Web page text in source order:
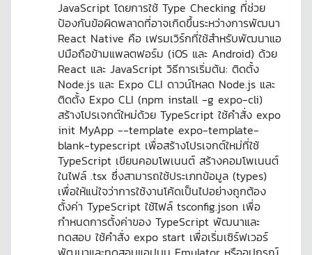
JavaScript โดยการใช้ Type Checking ที่ช่วย
ป้องกันข้อผิดพลาดที่อาจเกิดขึ้นระหว่างการพัฒนา
React Native คือ เฟรมเวิร์กที่ใช้สำหรับพัฒนาแอ
ปมือถือข้ามแพลตฟอร์ม (iOS และ Android) ด้วย
React และ JavaScript วิธีการเริ่มต้น: ติดตั้ง
Node.js และ Expo CLI ดาวน์โหลด Node.js และ
ติดตั้ง Expo CLI (npm install -g expo-cli)
สร้างโปรเจกต์ใหม่ด้วย TypeScript ใช้คำสั่ง expo
init MyApp --template expo-template-
blank-typescript เพื่อสร้างโปรเจกต์ใหม่ที่ใช้
TypeScript เขียนคอมโพเนนต์ สร้างคอมโพเนนต์
ในไฟล์ .tsx ซึ่งสามารถใช้ประเภทข้อมูล (types)
เพื่อให้แน่ใจว่าการใช้งานโค้ดเป็นไปอย่างถูกต้อง
ตั้งค่า TypeScript ใช้ไฟล์ tsconfig.json เพื่อ
กำหนดการตั้งค่าของ TypeScript พัฒนาและ
ทดสอบ ใช้คำสั่ง expo start เพื่อเริ่มเซิร์ฟเวอร์